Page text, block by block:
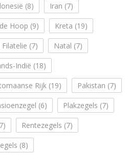
(8) Iran (7)
Hoop (9) Kreta (19)
(7) Natal (7)
Indië (18)
Rijk(19) Pakistan (7)
(6) Plakzegels (7)
Rentezegels (7)
(8)